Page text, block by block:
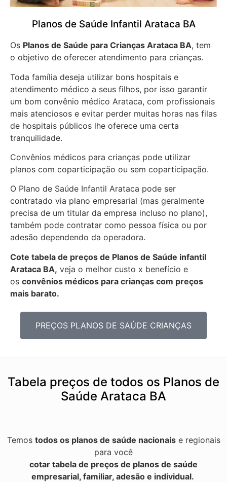
Planos de Saúde Infantil Arataca BA
Os Planos de Saúde para Crianças Arataca BA, tem
o objetivo de oferecer atendimento para crianças.
Toda família deseja utilizar bons hospitais e
atendimento médico a seus filhos, por isso garantir
um bom convênio médico Arataca, com profissionais
mais atenciosos e evitar perder muitas horas nas filas
de hospitais públicos lhe oferece uma certa
tranquilidade.
Convênios médicos para crianças pode utilizar
planos com coparticipação ou sem coparticipação.
O Plano de Saúde Infantil Arataca pode ser
contratado via plano empresarial (mas geralmente
precisa de um titular da empresa incluso no plano),
também pode contratar como pessoa física ou por
adesão dependendo da operadora.
Cote tabela de preços de Planos de Saúde infantil
Arataca BA, veja o melhor custo x benefício e
os convênios médicos para crianças com preços
mais barato.
PREÇOS PLANOS DE SAÚDE CRIANÇAS
Tabela preços de todos os Planos de
Saúde Arataca BA
Temos todos os planos de saúde nacionaise regionais
para você
cotar tabela de preços de planos de saúde
empresarial, familiar, adesão e individual.